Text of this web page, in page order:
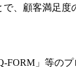
、顧客満足
FORM」等の